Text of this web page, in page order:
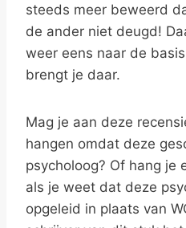
steeds meer beweerd
de ander niet deugd!
weer eens naar de
brengt je daar.
Mag je aan deze
hangen omdat deze
psycholoog? Of hang je
als je weet dat deze
opgeleid in plaats van